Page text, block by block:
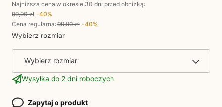
Najniższa cena w okresie 30 dni przed obniżką:
99,90 zł -40%
Cena regularna: 99,90 zł -40%
Wybierz rozmiar
Wybierz rozmiar
Wysyłka do 2 dni roboczych
Zapytaj o produkt